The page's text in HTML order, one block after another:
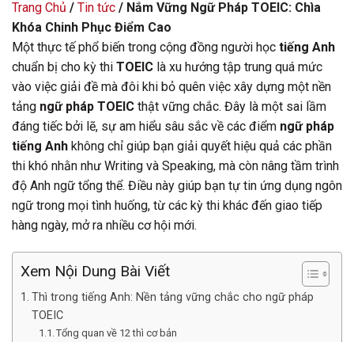
Trang Chủ / Tin tức / Nắm Vững Ngữ Pháp TOEIC: Chìa
Khóa Chinh Phục Điểm Cao
Một thực tế phổ biến trong cộng đồng người học tiếng Anh
chuẩn bị cho kỳ thi TOEIC là xu hướng tập trung quá mức
vào việc giải đề mà đôi khi bỏ quên việc xây dựng một nền
tảng ngữ pháp TOEIC thật vững chắc. Đây là một sai lầm
đáng tiếc bởi lẽ, sự am hiểu sâu sắc về các điểm ngữ pháp
tiếng Anh không chỉ giúp bạn giải quyết hiệu quả các phần
thi khó nhằn như Writing và Speaking, mà còn nâng tầm trình
độ Anh ngữ tổng thể. Điều này giúp bạn tự tin ứng dụng ngôn
ngữ trong mọi tình huống, từ các kỳ thi khác đến giao tiếp
hàng ngày, mở ra nhiều cơ hội mới.
Xem Nội Dung Bài Viết
Thì trong tiếng Anh: Nền tảng vững chắc cho ngữ pháp
TOEIC
Tổng quan về 12 thì cơ bản